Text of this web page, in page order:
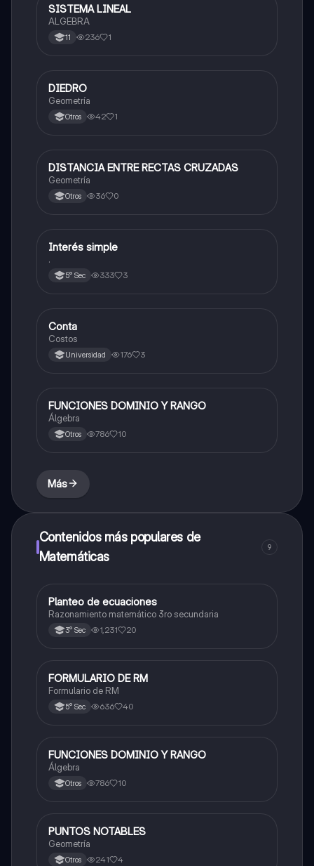
Matemáticas
SISTEMA LINEAL
ALGEBRA
11 236 1
Matemáticas
DIEDRO
Geometría
Otros 42 1
Matemáticas
DISTANCIA ENTRE RECTAS CRUZADAS
Geometría
Otros 36 0
Matemáticas
Interés simple
.
5° Sec 333 3
Matemáticas
Conta
Costos
Universidad 176 3
Matemáticas
FUNCIONES DOMINIO Y RANGO
Álgebra
Otros 786 10
Más
Contenidos más populares de
Matemáticas
9
Matemáticas
Planteo de ecuaciones
Razonamiento matemático 3ro secundaria
3° Sec 1,231 20
Matemáticas
FORMULARIO DE RM
Formulario de RM
5° Sec 636 40
Matemáticas
FUNCIONES DOMINIO Y RANGO
Álgebra
Otros 786 10
Matemáticas
PUNTOS NOTABLES
Geometría
Otros 241 4